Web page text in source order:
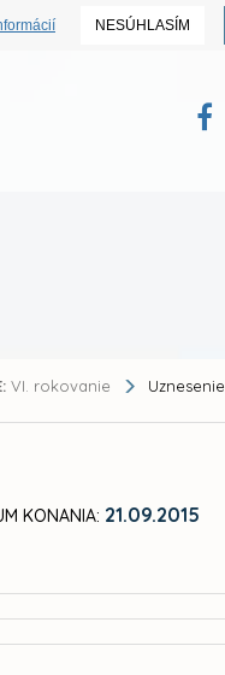
NESÚHLASÍM
VI. rokovanie Uznesenie
KONANIA: 21.09.2015